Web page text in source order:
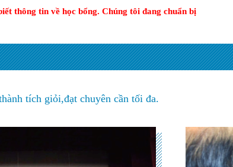
thông tin về học bổng. Chúng tôi đang chuẩn bị
tích giỏi,đạt chuyên cần tối đa.